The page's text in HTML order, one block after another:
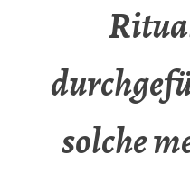
solche